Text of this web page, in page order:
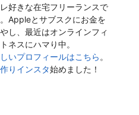
レ好きな在宅フリーランスで
Appleとサブスクにお金を
し、最近はオンラインフィ
ネスにハマり中。
いプロフィールはこちら 。
りインスタ始めました！